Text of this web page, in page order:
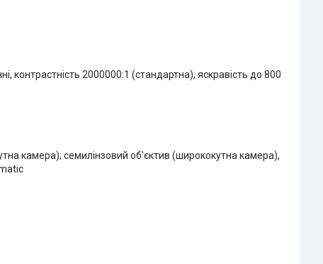
контрастність 2000000:1 (стандартна), яскравість до 800
камера); семилінзовий об'єктив (ширококутна камера),